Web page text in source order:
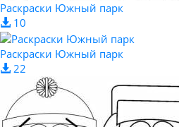
Раскраски Южный парк
10
Раскраски Южный парк
22